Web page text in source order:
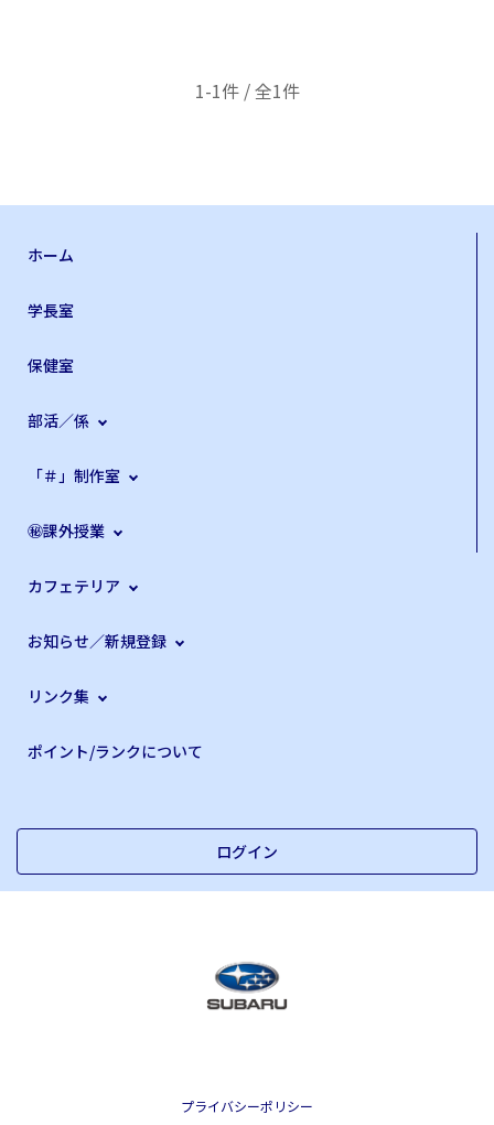
1-1件 / 全1件
ホーム
学長室
保健室
部活／係
「＃」制作室
㊙課外授業
カフェテリア
お知らせ／新規登録
リンク集
ポイント/ランクについて
ログイン
プライバシーポリシー